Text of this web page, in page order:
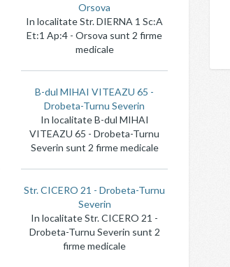
Orsova
In localitate Str. DIERNA 1 Sc:A
Et:1 Ap:4 - Orsova sunt 2 firme
medicale
B-dul MIHAI VITEAZU 65 -
Drobeta-Turnu Severin
In localitate B-dul MIHAI
VITEAZU 65 - Drobeta-Turnu
Severin sunt 2 firme medicale
Str. CICERO 21 - Drobeta-Turnu
Severin
In localitate Str. CICERO 21 -
Drobeta-Turnu Severin sunt 2
firme medicale